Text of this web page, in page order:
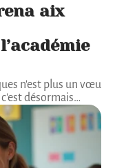
aix
n'est plus un vœu
désormais…